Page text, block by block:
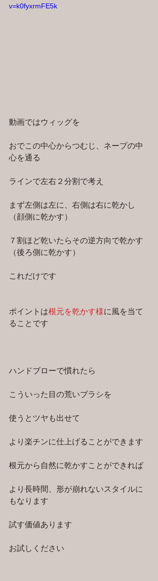
v=k0fyxrmFE5k
動画ではウィッグを
おでこの中心からつむじ、ネープの中
心を通る
ラインで左右２分割で考え
まず左側は左に、右側は右に乾かし
（顔側に乾かす）
７割ほど乾いたらその逆方向で乾かす
（後ろ側に乾かす）
これだけです
ポイントは根元を乾かす様に風を当て
ることです
ハンドブローで慣れたら
こういった目の荒いブラシを
使うとツヤも出せて
より楽チンに仕上げることができます
根元から自然に乾かすことができれば
より長時間、形が崩れないスタイルに
もなります
試す価値あります
お試しください